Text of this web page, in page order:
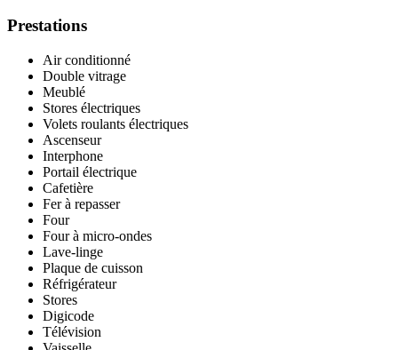
Prestations
Air conditionné
Double vitrage
Meublé
Stores électriques
Volets roulants électriques
Ascenseur
Interphone
Portail électrique
Cafetière
Fer à repasser
Four
Four à micro-ondes
Lave-linge
Plaque de cuisson
Réfrigérateur
Stores
Digicode
Télévision